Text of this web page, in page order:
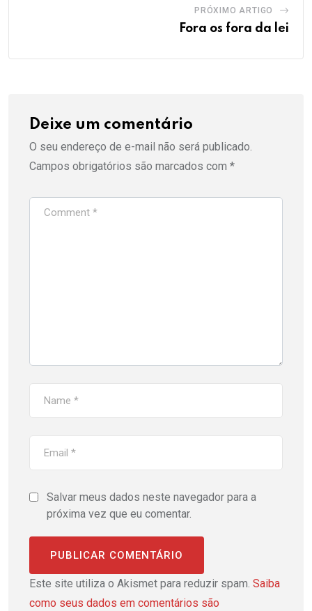
PRÓXIMO ARTIGO
Fora os fora da lei
Deixe um comentário
O seu endereço de e-mail não será publicado.
Campos obrigatórios são marcados com *
Salvar meus dados neste navegador para a
próxima vez que eu comentar.
Este site utiliza o Akismet para reduzir spam. Saiba
como seus dados em comentários são